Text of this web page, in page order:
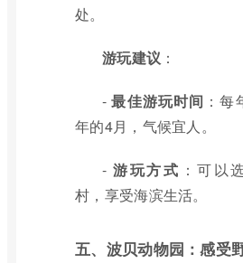
处。
游玩建议 ：
-最佳游玩时间 ：
年的4月，气候宜人。
- 游玩方式 ：可以
村，享受海滨生活。
五、波贝动物园：感受